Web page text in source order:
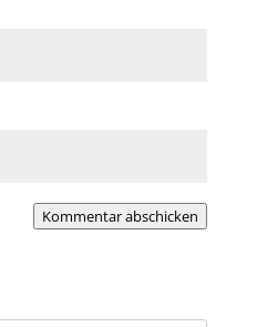
Kommentar abschicken